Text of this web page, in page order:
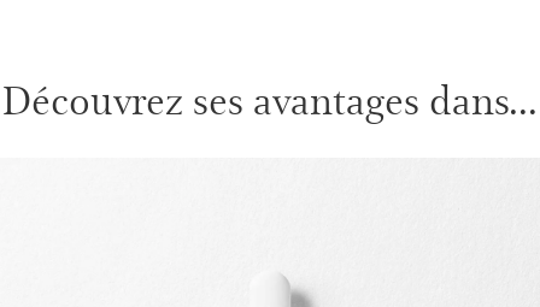
Découvrez ses avantages dans...